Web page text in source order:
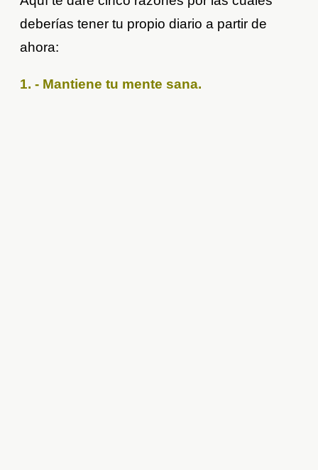
deberías tener tu propio diario a partir de
ahora:
1. - Mantiene tu mente sana.